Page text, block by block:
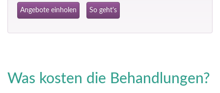
Angebote einholen So geht's
Was kosten die Behandlungen?